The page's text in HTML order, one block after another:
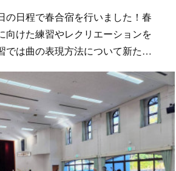
の日程で春合宿を行いました！春
向けた練習やレクリエーションを
では曲の表現方法について新た…